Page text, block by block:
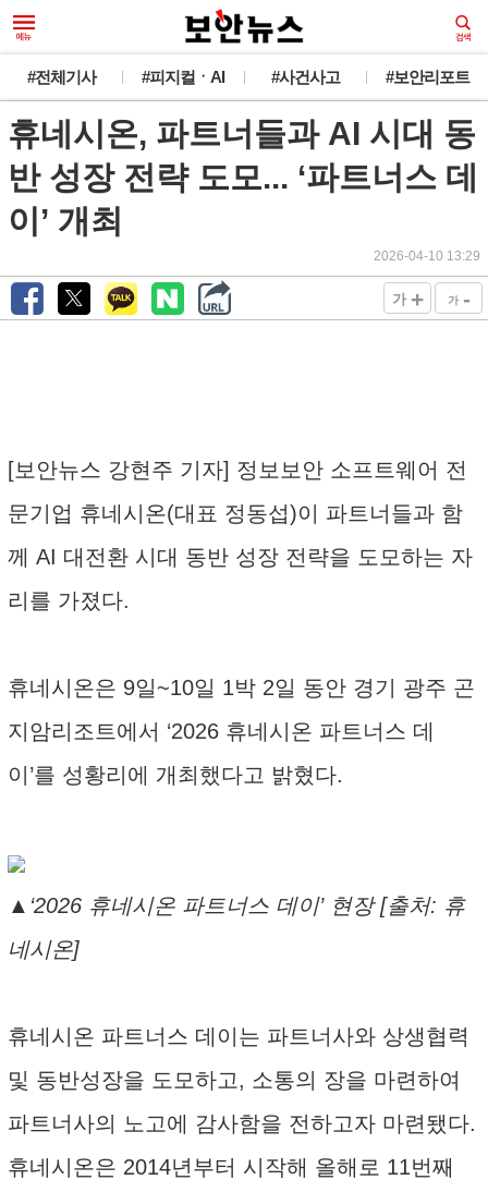
#전체기사 #피지컬ㆍAI #사건사고 #보안리포트
휴네시온, 파트너들과 AI 시대 동
반 성장 전략 도모... ‘파트너스 데
이’ 개최
2026-04-10 13:29
가 + 가 -
[보안뉴스 강현주 기자] 정보보안 소프트웨어 전
문기업 휴네시온(대표 정동섭)이 파트너들과 함
께 AI 대전환 시대 동반 성장 전략을 도모하는 자
리를 가졌다.
휴네시온은 9일~10일 1박 2일 동안 경기 광주 곤
지암리조트에서 ‘2026 휴네시온 파트너스 데
이’를 성황리에 개최했다고 밝혔다.
▲‘2026 휴네시온 파트너스 데이’ 현장 [출처: 휴
네시온]
휴네시온 파트너스 데이는 파트너사와 상생협력
및 동반성장을 도모하고, 소통의 장을 마련하여
파트너사의 노고에 감사함을 전하고자 마련됐다.
휴네시온은 2014년부터 시작해 올해로 11번째